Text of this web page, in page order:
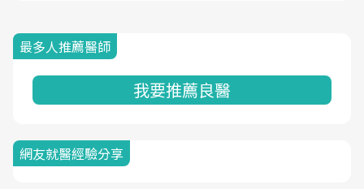
最多人推薦醫師
我要推薦良醫
網友就醫經驗分享